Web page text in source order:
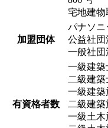
宅地建物
加盟団体
パナソニ
公益社団
一般社団
有資格者数
一級建
二級建
一級建
二級建
一級土